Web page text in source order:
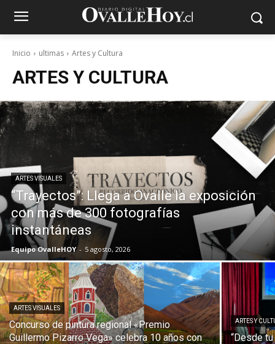
Inicio ultimas Artes y Cultura
ARTES Y CULTURA
ARTES VISUALES
“Trayectos”: Llega a Ovalle la exposición
con más de 300 fotografías
instantáneas
Equipo OvalleHOY - 5 agosto, 2026
ARTES VISUALES
Concurso de pintura regional «Premio
Guillermo Pizarro Vega» celebra 10 años con
ARTES Y
“Desde